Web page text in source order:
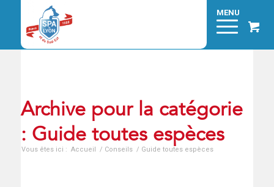
Archive pour la catégorie
: Guide toutes espèces
Vous êtes ici : Accueil / Conseils / Guide toutes espèces